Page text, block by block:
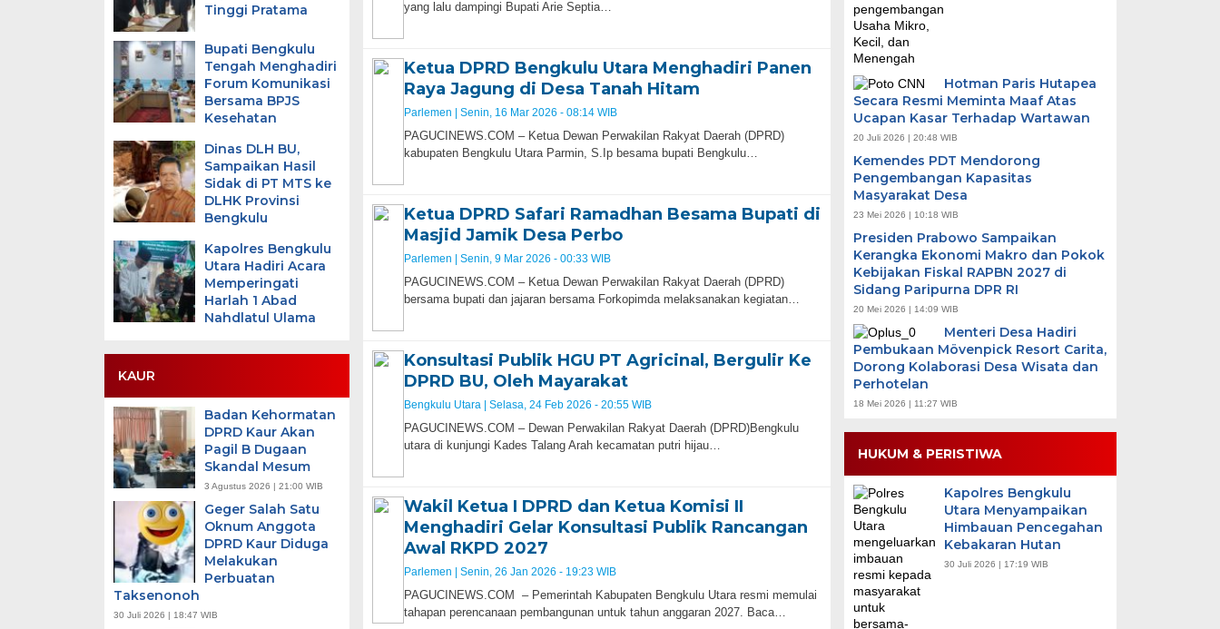
Tinggi Pratama
Bupati Bengkulu
Tengah Menghadiri
Forum Komunikasi
Bersama BPJS
Kesehatan
Dinas DLH BU,
Sampaikan Hasil
Sidak di PT MTS ke
DLHK Provinsi
Bengkulu
Kapolres Bengkulu
Utara Hadiri Acara
Memperingati
Harlah 1 Abad
Nahdlatul Ulama
KAUR
Badan Kehormatan
DPRD Kaur Akan
Pagil B Dugaan
Skandal Mesum
3 Agustus 2026 | 21:00 WIB
Geger Salah Satu
Oknum Anggota
DPRD Kaur Diduga
Melakukan
Perbuatan
Taksenonoh
30 Juli 2026 | 18:47 WIB
yang lalu dampingi Bupati Arie Septia…
Ketua DPRD Bengkulu Utara Menghadiri Panen
Raya Jagung di Desa Tanah Hitam
Parlemen | Senin, 16 Mar 2026 - 08:14 WIB
PAGUCINEWS.COM – Ketua Dewan Perwakilan Rakyat Daerah (DPRD)
kabupaten Bengkulu Utara Parmin, S.Ip besama bupati Bengkulu…
Ketua DPRD Safari Ramadhan Besama Bupati di
Masjid Jamik Desa Perbo
Parlemen | Senin, 9 Mar 2026 - 00:33 WIB
PAGUCINEWS.COM – Ketua Dewan Perwakilan Rakyat Daerah (DPRD)
bersama bupati dan jajaran bersama Forkopimda melaksanakan kegiatan…
Konsultasi Publik HGU PT Agricinal, Bergulir Ke
DPRD BU, Oleh Mayarakat
Bengkulu Utara | Selasa, 24 Feb 2026 - 20:55 WIB
PAGUCINEWS.COM – Dewan Perwakilan Rakyat Daerah (DPRD)Bengkulu
utara di kunjungi Kades Talang Arah kecamatan putri hijau…
Wakil Ketua I DPRD dan Ketua Komisi II
Menghadiri Gelar Konsultasi Publik Rancangan
Awal RKPD 2027
Parlemen | Senin, 26 Jan 2026 - 19:23 WIB
PAGUCINEWS.COM – Pemerintah Kabupaten Bengkulu Utara resmi memulai
tahapan perencanaan pembangunan untuk tahun anggaran 2027. Baca…
Hotman Paris Hutapea
Secara Resmi Meminta Maaf Atas
Ucapan Kasar Terhadap Wartawan
20 Juli 2026 | 20:48 WIB
Kemendes PDT Mendorong
Pengembangan Kapasitas
Masyarakat Desa
23 Mei 2026 | 10:18 WIB
Presiden Prabowo Sampaikan
Kerangka Ekonomi Makro dan Pokok
Kebijakan Fiskal RAPBN 2027 di
Sidang Paripurna DPR RI
20 Mei 2026 | 14:09 WIB
Menteri Desa Hadiri
Pembukaan Mövenpick Resort Carita,
Dorong Kolaborasi Desa Wisata dan
Perhotelan
18 Mei 2026 | 11:27 WIB
HUKUM & PERISTIWA
Kapolres Bengkulu
Utara Menyampaikan
Himbauan Pencegahan
Kebakaran Hutan
30 Juli 2026 | 17:19 WIB